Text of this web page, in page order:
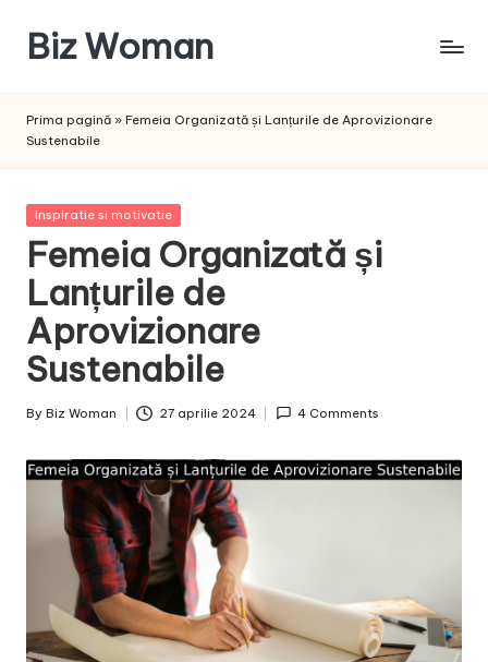
content
Biz Woman
succesul
Prima pagină » Femeia Organizată și Lanțurile de Aprovizionare
Sustenabile
Posted
Inspiratie si motivatie
Femeia Organizată și
Lanțurile de
Aprovizionare
Sustenabile
Posted
By Biz Woman 27 aprilie 2024 4 Comments